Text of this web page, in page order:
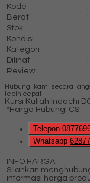
Kode :
Berat
:
Stok
:
Kondisi
:
Kategori
:
Dilihat
:
Review
:
Hubungi kami secara
lebih cepat!
Kursi Kuliah Indachi
*Harga Hubungi CS
Telepon
Whatsapp
INFO HARGA
Silahkan
informasi harga